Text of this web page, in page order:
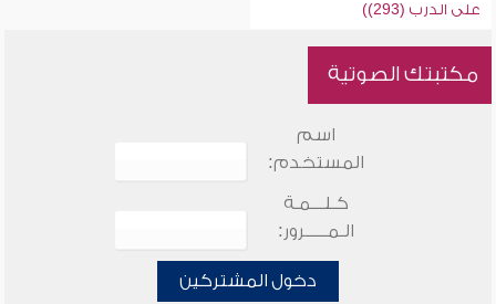
على الدرب (293))
مكتبتك الصوتية
اسم
المستخدم:
كـلـــمـة
الـمـــــرور:
دخول المشتركين